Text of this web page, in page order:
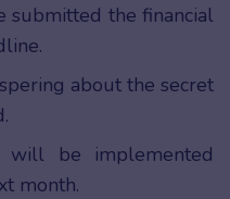
submitted the financial
about the secret
be implemented
month.